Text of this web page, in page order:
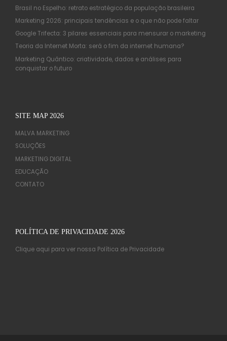
Brasil no Espelho: retrato estratégico da população brasileira
Marketing 2026: principais tendências e o que não pode faltar
Google Trifecta: 3 pilares essenciais para mensurar o marketing
Teoria da Internet Morta: será o fim da internet humana?
Marketing Quântico: criatividade, dados e análises para
conquistar o futuro
SITE MAP 2026
MALVA MARKETING
SOLUÇÕES
MARKETING DIGITAL
EDUCAÇÃO
CONTATO
POLÍTICA DE PRIVACIDADE 2026
Clique aqui para ver nossa Política de Privacidade